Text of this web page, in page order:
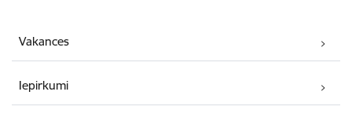
Vakances
Iepirkumi